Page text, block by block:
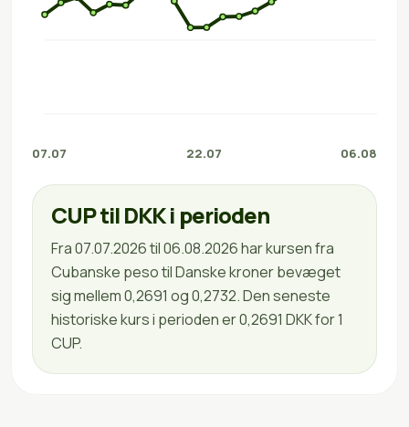
07.07 22.07 06.08
CUP til DKK i perioden
Fra 07.07.2026 til 06.08.2026 har kursen fra
Cubanske peso til Danske kroner bevæget
sig mellem 0,2691 og 0,2732. Den seneste
historiske kurs i perioden er 0,2691 DKK for 1
CUP.